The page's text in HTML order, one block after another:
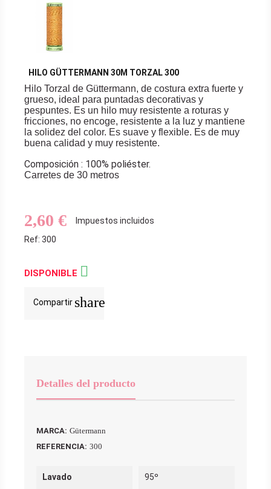
HILO GÜTTERMANN 30M TORZAL 300
Hilo Torzal de Güttermann, de costura extra fuerte y
grueso, ideal para puntadas decorativas y
pespuntes. Es un hilo muy resistente a roturas y
fricciones, no encoge, resistente a la luz y mantiene
la solidez del color. Es suave y flexible. Es de muy
buena calidad y muy resistente.
Composición : 100% poliéster.
Carretes de 30 metros
2,60 €
Impuestos incluidos
Ref: 300
DISPONIBLE 
Compartir share
Detalles del producto
MARCA: Gütermann
REFERENCIA: 300
Lavado 95º